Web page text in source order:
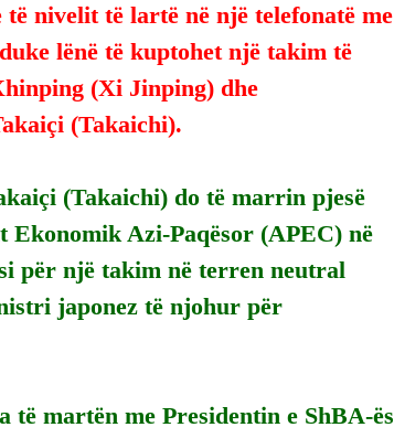
nivelit të lartë në një telefonatë me
lënë të kuptohet një takim të
(Xi Jinping) dhe
(Takaichi).
(Takaichi) do të marrin pjesë
Ekonomik Azi-Paqësor (APEC) në
për një takim në terren neutral
japonez të njohur për
martën me Presidentin e ShBA-ës